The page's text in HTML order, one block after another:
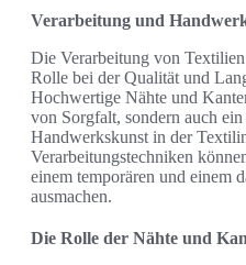
Verarbeitung und
Die Verarbeitung von
Rolle bei der Qualität und
Hochwertige Nähte und
von Sorgfalt, sondern auch
Handwerkskunst in der
Verarbeitungstechniken
einem temporären und einem
ausmachen.
Die Rolle der Nähte und